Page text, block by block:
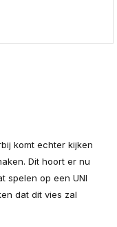
komt echter kijken
Dit hoort er nu
spelen op een UNI
dat dit vies zal